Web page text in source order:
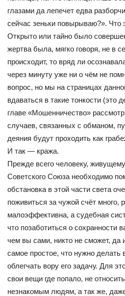
глазами да лепечет едва
сейчас зеньки повырываю?». Что
Открыто или тайно было
жертва была, мягко говоря, не в
происходит, то вряд ли
через минуту уже ни о чём не
вопрос, но мы на страницах
вдаваться в такие тонкости (это
главе «Мошенничество»
случаев, связанных с обманом,
деяния будут проходить как
И так — кража.
Прежде всего человеку,
Советского Союза необходимо
обстановка в этой части света
поживиться за чужой счёт много,
малоэффективна, а судебная
что позаботиться о сохранности
чем вы сами, никто не сможет, да
самое простое, что нужно
облегчать вору его задачу. Для
свои вещи где попало, не
незнакомым людям, а так же,